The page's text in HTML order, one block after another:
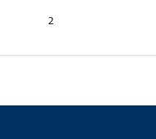
2